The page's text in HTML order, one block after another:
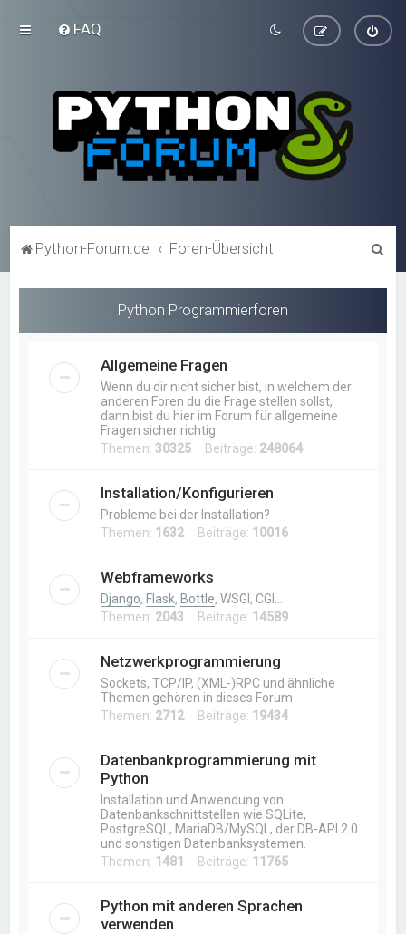
FAQ
Python-Forum.de Foren-Übersicht
Python Programmierforen
Allgemeine Fragen
Wenn du dir nicht sicher bist, in welchem der
anderen Foren du die Frage stellen sollst,
dann bist du hier im Forum für allgemeine
Fragen sicher richtig.
Themen: 30325 Beiträge: 248064
Installation/Konfigurieren
Probleme bei der Installation?
Themen: 1632Beiträge: 10016
Webframeworks
Django, Flask, Bottle, WSGI, CGI…
Themen: 2043 Beiträge: 14589
Netzwerkprogrammierung
Sockets, TCP/IP, (XML-)RPC und ähnliche
Themen gehören in dieses Forum
Themen: 2712Beiträge: 19434
Datenbankprogrammierung mit
Python
Installation und Anwendung von
Datenbankschnittstellen wie SQLite,
PostgreSQL, MariaDB/MySQL, der DB-API 2.0
und sonstigen Datenbanksystemen.
Themen: 1481 Beiträge: 11765
Python mit anderen Sprachen
verwenden